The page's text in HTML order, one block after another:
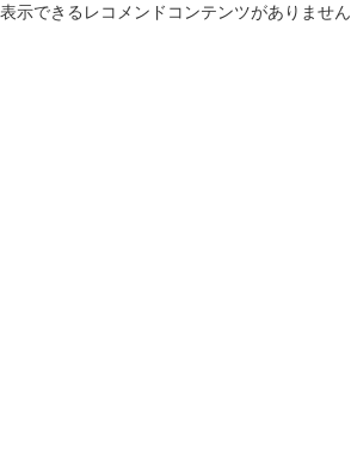
表示できるレコメンドコンテンツがありません